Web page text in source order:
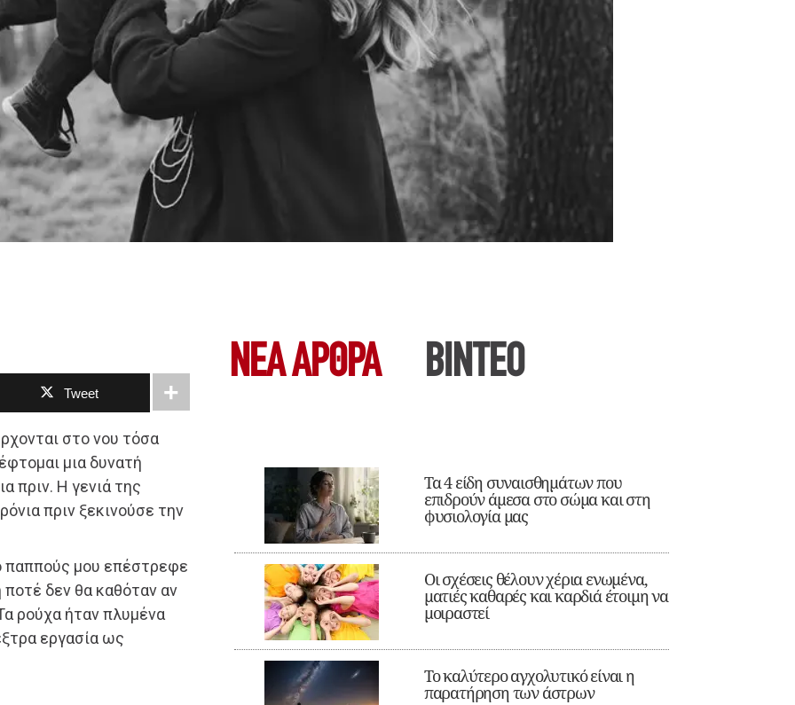
Tweet
στο νου τόσα
μια δυνατή
πριν. Η γενιά της
πριν ξεκινούσε την
παππούς μου επέστρεφε
ποτέ δεν θα καθόταν αν
ρούχα ήταν πλυμένα
εργασία ως
ΝΕΑ ΆΡΘΡΑ ΒΙΝΤΕΟ
Τα 4 είδη συναισθημάτων που
επιδρούν άμεσα στο σώμα και στη
φυσιολογία μας
Οι σχέσεις θέλουν χέρια ενωμένα,
ματιές καθαρές και καρδιά έτοιμη να
μοιραστεί
Το καλύτερο αγχολυτικό είναι η
παρατήρηση των άστρων